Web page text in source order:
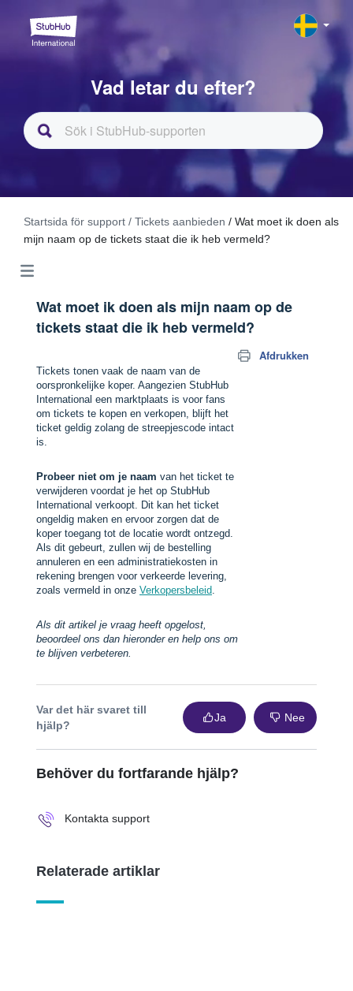
Vad letar du efter?
Startsida för support / Tickets aanbieden / Wat moet ik doen als
mijn naam op de tickets staat die ik heb vermeld?
Wat moet ik doen als mijn naam op de
tickets staat die ik heb vermeld?
Afdrukken
Tickets tonen vaak de naam van de
oorspronkelijke koper. Aangezien StubHub
International een marktplaats is voor fans
om tickets te kopen en verkopen, blijft het
ticket geldig zolang de streepjescode intact
is.
Probeer niet om je naam van het ticket te
verwijderen voordat je het op StubHub
International verkoopt. Dit kan het ticket
ongeldig maken en ervoor zorgen dat de
koper toegang tot de locatie wordt ontzegd.
Als dit gebeurt, zullen wij de bestelling
annuleren en een administratiekosten in
rekening brengen voor verkeerde levering,
zoals vermeld in onze Verkopersbeleid.
Als dit artikel je vraag heeft opgelost,
beoordeel ons dan hieronder en help ons om
te blijven verbeteren.
Var det här svaret till
hjälp?
Ja Nee
Behöver du fortfarande hjälp?
Kontakta support
Relaterade artiklar